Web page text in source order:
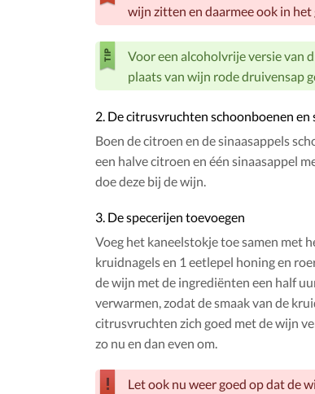
wijn zitten en daarmee ook in
Voor een alcoholvrije versie van
plaats van wijn rode druivensap
2. De citrusvruchten schoonboenen en
Boen de citroen en de sinaasappels
een halve citroen en één sinaasappel
doe deze bij de wijn.
3. De specerijen toevoegen
Voeg het kaneelstokje toe samen met
kruidnagels en 1 eetlepel honing en
de wijn met de ingrediënten een half
verwarmen, zodat de smaak van de
citrusvruchten zich goed met de wijn
zo nu en dan even om.
Let ook nu weer goed op dat de